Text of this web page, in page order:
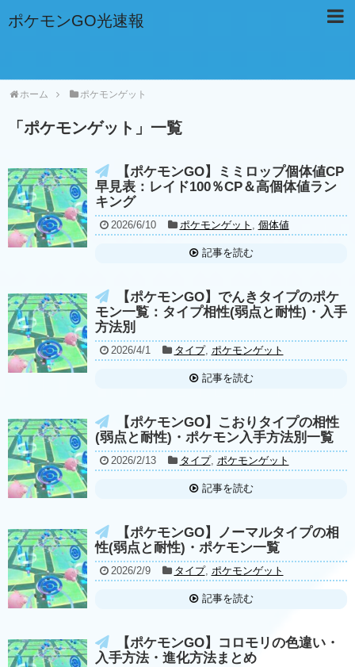
ポケモンGO光速報
ホーム ポケモンゲット
「 ポケモンゲット 」 一覧
【ポケモンGO】ミミロップ個体値CP
早見表：レイド100％CP＆高個体値ラン
キング
2026/6/10 ポケモンゲット , 個体値
記事を読む
【ポケモンGO】でんきタイプのポケ
モン一覧：タイプ相性(弱点と耐性)・入手
方法別
2026/4/1 タイプ, ポケモンゲット
記事を読む
【ポケモンGO】こおりタイプの相性
(弱点と耐性)・ポケモン入手方法別一覧
2026/2/13 タイプ, ポケモンゲット
記事を読む
【ポケモンGO】ノーマルタイプの相
性(弱点と耐性)・ポケモン一覧
2026/2/9 タイプ, ポケモンゲット
記事を読む
【ポケモンGO】コロモリの色違い・
入手方法・進化方法まとめ